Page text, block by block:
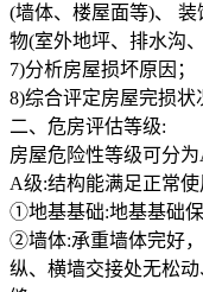
(墙体、楼屋面等)、
物(室外地坪、排水沟
7)分析房屋损坏原因；
8)综合评定房屋完损状
二、危房评估等级:
房屋危险性等级可分
A级:结构能满足正常
①地基基础:地基基础
②墙体:承重墙体完好
纵、横墙交接处无松